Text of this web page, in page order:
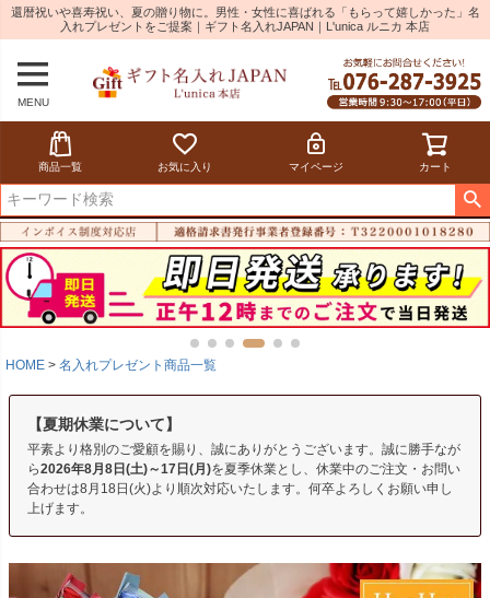
還暦祝いや喜寿祝い、夏の贈り物に。男性・女性に喜ばれる「もらって嬉しかった」名
入れプレゼントをご提案｜ギフト名入れJAPAN｜L'unica ルニカ 本店
MENU
商品一覧 お気に入り マイページ カート
HOME 名入れプレゼント商品一覧
【夏期休業について】
平素より格別のご愛顧を賜り、誠にありがとうございます。誠に勝手なが
ら2026年8月8日(土)～17日(月)を夏季休業とし、休業中のご注文・お問い
合わせは8月18日(火)より順次対応いたします。何卒よろしくお願い申し
上げます。